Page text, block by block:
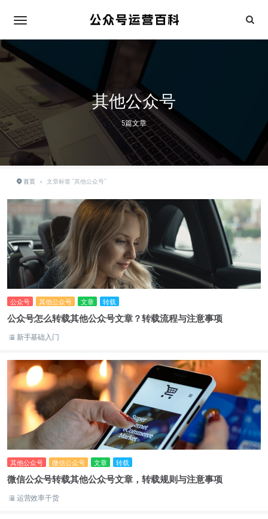
其他公众号
5篇文章
首页 › 文章标签 "其他公众号"
公众号 其他公众号 文章 转载
公众号怎么转载其他公众号文章？转载流程与注意事项
新手基础入门
其他公众号 微信公众号 文章 转载
微信公众号转载其他公众号文章，转载规则与注意事项
运营效率干货